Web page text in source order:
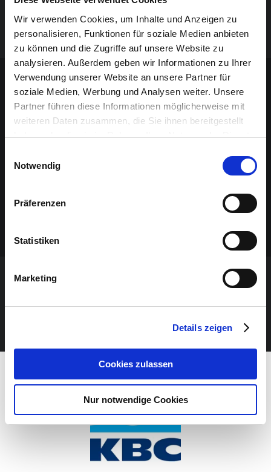
Wir verwenden Cookies, um Inhalte und Anzeigen zu
personalisieren, Funktionen für soziale Medien anbieten
zu können und die Zugriffe auf unsere Website zu
analysieren. Außerdem geben wir Informationen zu Ihrer
Verwendung unserer Website an unsere Partner für
soziale Medien, Werbung und Analysen weiter. Unsere
Partner führen diese Informationen möglicherweise mit
weiteren Daten zusammen, die Sie ihnen bereitgestellt
haben oder die sie im Rahmen Ihrer Nutzung der Dienste
Notwendig
Präferenzen
Statistiken
Marketing
Details zeigen
Cookies zulassen
Nur notwendige Cookies
Außenseiter, der es in sich hat. Schulaufführung,
ab 6 Jahre.
Sponsoren-Inhalt
JETZT UNSEREN NEWSLETTER ABONNIEREN